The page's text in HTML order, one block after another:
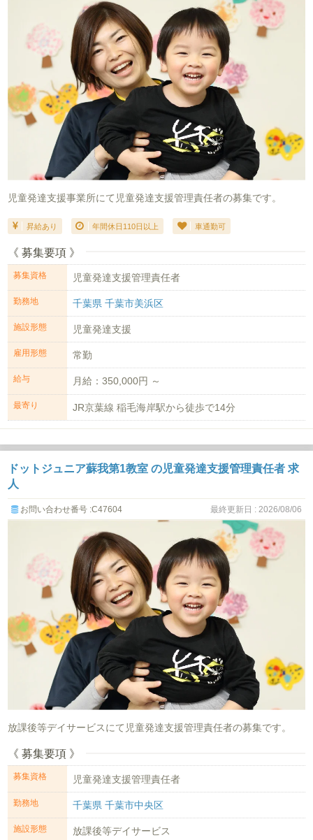
児童発達支援事業所にて児童発達支援管理責任者の募集です。
昇給あり 年間休日110日以上 車通勤可
《 募集要項 》
募集資格 児童発達支援管理責任者
勤務地 千葉県 千葉市美浜区
施設形態 児童発達支援
雇用形態 常勤
給与 月給：350,000円 ～
最寄り JR京葉線 稲毛海岸駅から徒歩で14分
ドットジュニア蘇我第1教室 の児童発達支援管理責任者 求
人
お問い合わせ番号 :C47604 最終更新日 : 2026/08/06
放課後等デイサービスにて児童発達支援管理責任者の募集です。
《 募集要項 》
募集資格 児童発達支援管理責任者
勤務地 千葉県 千葉市中央区
施設形態 放課後等デイサービス